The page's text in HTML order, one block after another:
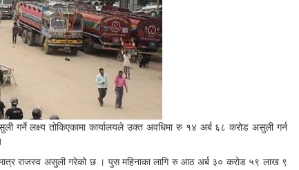
गर्ने लक्ष्य तोकिएकामा कार्यालयले उक्त अवधिमा रु १४ अर्ब ६८ करोड असुली गर्न
राजस्व असुली गरेको छ । पुस महिनाका लागि रु आठ अर्ब ३० करोड ५९ लाख ९